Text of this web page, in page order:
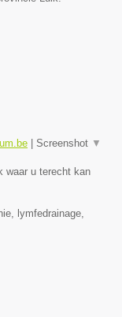
Screenshot ▼
waar u terecht kan
lymfedrainage,